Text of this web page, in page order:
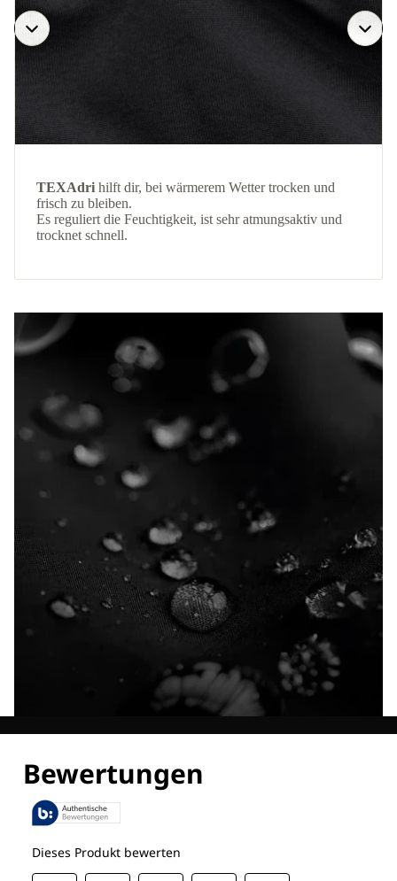
TEXAdri hilft dir, bei wärmerem Wetter trocken und
frisch zu bleiben.
Es reguliert die Feuchtigkeit, ist sehr atmungsaktiv und
trocknet schnell.